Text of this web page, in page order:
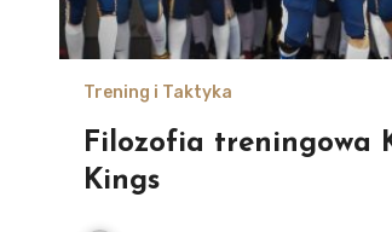
Trening i Taktyka
Filozofia treningowa
Kings